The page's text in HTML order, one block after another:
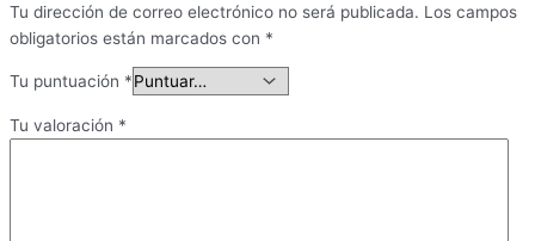
Tu dirección de correo electrónico no será publicada. Los campos
obligatorios están marcados con *
Tu puntuación *
Tu valoración *